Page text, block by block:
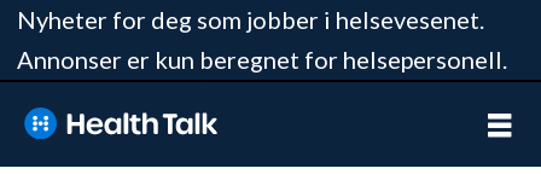
Nyheter for deg som jobber i helsevesenet.
Annonser er kun beregnet for helsepersonell.